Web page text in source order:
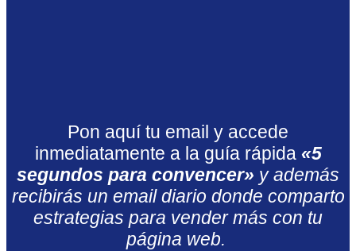
Pon aquí tu email y accede
inmediatamente a la guía rápida «5
segundos para convencer» y además
recibirás un email diario donde comparto
estrategias para vender más con tu
página web.